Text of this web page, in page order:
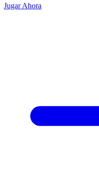
Jugar Ahora